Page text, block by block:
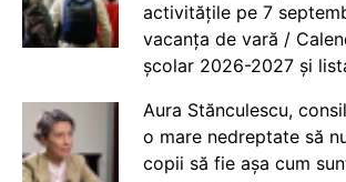
activitățile pe 7
vacanța de vară /
școlar 2026-2027 și
Aura Stănculescu,
o mare nedreptate să
copii să fie așa cum